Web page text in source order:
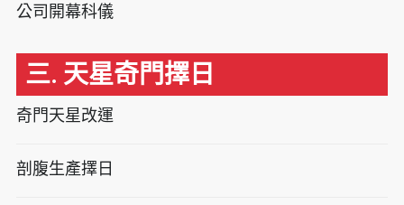
公司開幕科儀
三. 天星奇門擇日
奇門天星改運
剖腹生產擇日